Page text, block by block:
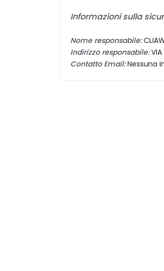
Informazioni sulla
Nome responsabile:
Indirizzo responsabile:
Contatto Email:Nessuna